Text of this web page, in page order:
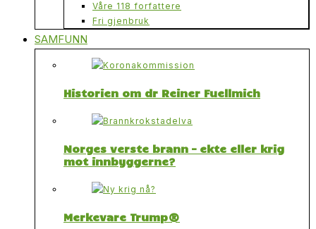
Våre 118 forfattere
Fri gjenbruk
SAMFUNN
Historien om dr Reiner Fuellmich
Norges verste brann – ekte eller krig
mot innbyggerne?
Merkevare Trump®